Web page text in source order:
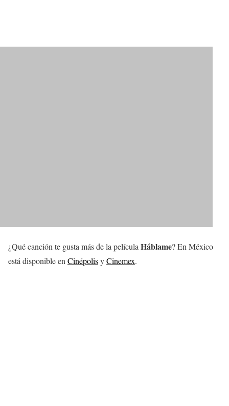
¿Qué canción te gusta más de la películaHáblame? En México
está disponible enCinépolisyCinemex.